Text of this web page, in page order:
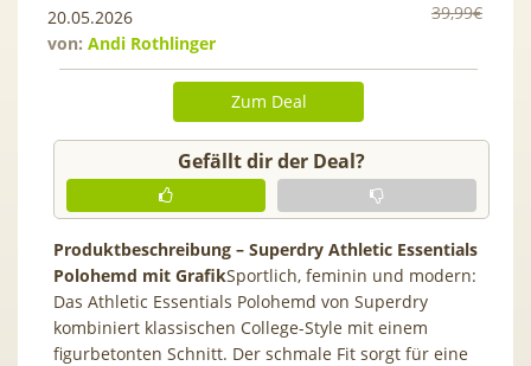
39,99€
20.05.2026
von: Andi Rothlinger
Zum Deal
Gefällt dir der Deal?
Produktbeschreibung – Superdry Athletic Essentials
Polohemd mit GrafikSportlich, feminin und modern:
Das Athletic Essentials Polohemd von Superdry
kombiniert klassischen College-Style mit einem
figurbetonten Schnitt. Der schmale Fit sorgt für eine